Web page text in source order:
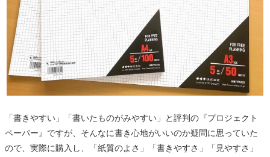
「書きやすい」「書いたものがみやすい」と評判の『プロジェクト
ペーパー』ですが、そんなに書き心地がいいのか疑問に思っていた
ので、実際に購入し、「紙質のよさ」「書きやすさ」「見やすさ」